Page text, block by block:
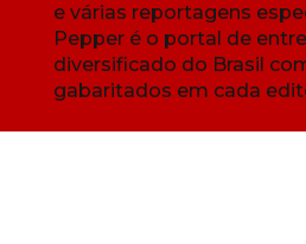
e várias reportagens
Pepper é o portal de
diversificado do Brasil
gabaritados em cada